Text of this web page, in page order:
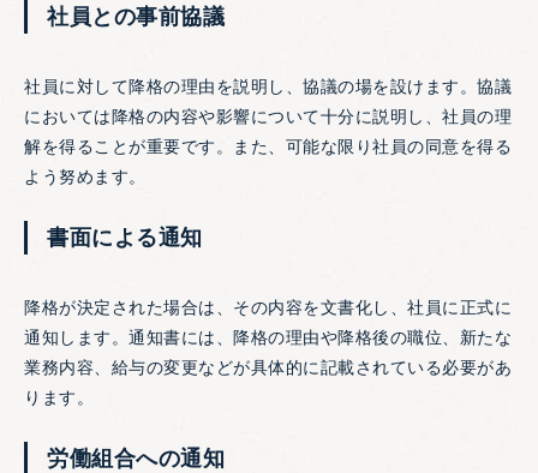
社員との事前協議
社員に対して降格の理由を説明し、協議の場を設けます。協議
においては降格の内容や影響について十分に説明し、社員の理
解を得ることが重要です。また、可能な限り社員の同意を得る
よう努めます。
書面による通知
降格が決定された場合は、その内容を文書化し、社員に正式に
通知します。通知書には、降格の理由や降格後の職位、新たな
業務内容、給与の変更などが具体的に記載されている必要があ
ります。
労働組合への通知